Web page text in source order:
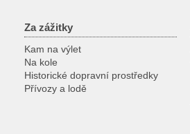
Za zážitky
Kam na výlet
Na kole
Historické dopravní prostředky
Přívozy a lodě